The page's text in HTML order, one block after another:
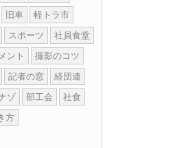
旧車
軽トラ市
スポーツ
社員食堂
ント
撮影のコツ
記者の窓
経団連
ゾ 部工会
社食
方